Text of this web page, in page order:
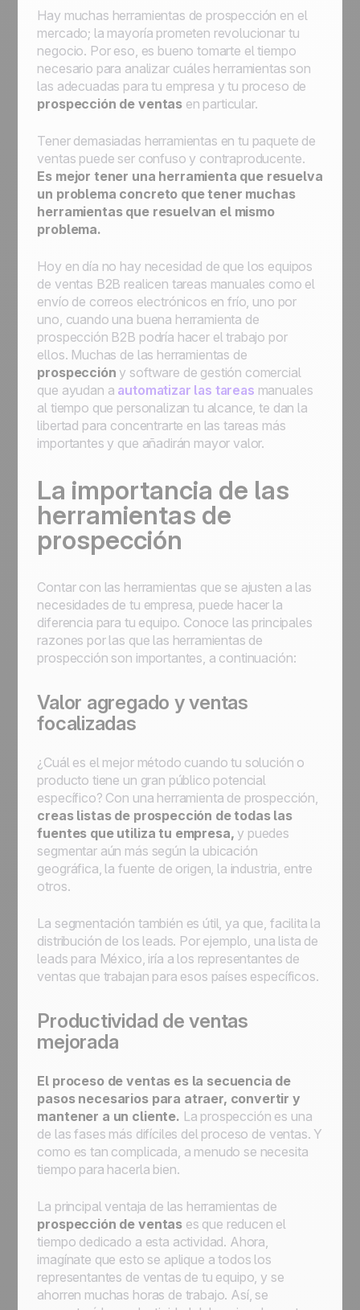
Hay muchas herramientas de prospección en el
mercado; la mayoría prometen revolucionar tu
negocio. Por eso, es bueno tomarte el tiempo
necesario para analizar cuáles herramientas son
las adecuadas para tu empresa y tu proceso de
prospección de ventas en particular.
Tener demasiadas herramientas en tu paquete de
ventas puede ser confuso y contraproducente.
Es mejor tener una herramienta que resuelva
un problema concreto que tener muchas
herramientas que resuelvan el mismo
problema.
Hoy en día no hay necesidad de que los equipos
de ventas B2B realicen tareas manuales como el
envío de correos electrónicos en frío, uno por
uno, cuando una buena herramienta de
prospección B2B podría hacer el trabajo por
ellos. Muchas de las herramientas de
prospección y software de gestión comercial
que ayudan a automatizar las tareas manuales
al tiempo que personalizan tu alcance, te dan la
libertad para concentrarte en las tareas más
importantes y que añadirán mayor valor.
La importancia de las
herramientas de
prospección
Contar con las herramientas que se ajusten a las
necesidades de tu empresa, puede hacer la
diferencia para tu equipo. Conoce las principales
razones por las que las herramientas de
prospección son importantes, a continuación:
Valor agregado y ventas
focalizadas
¿Cuál es el mejor método cuando tu solución o
producto tiene un gran público potencial
específico? Con una herramienta de prospección,
creas listas de prospección de todas las
fuentes que utiliza tu empresa, y puedes
segmentar aún más según la ubicación
geográfica, la fuente de origen, la industria, entre
otros.
La segmentación también es útil, ya que, facilita la
distribución de los leads. Por ejemplo, una lista de
leads para México, iría a los representantes de
ventas que trabajan para esos países específicos.
Productividad de ventas
mejorada
El proceso de ventas es la secuencia de
pasos necesarios para atraer, convertir y
mantener a un cliente. La prospección es una
de las fases más difíciles del proceso de ventas. Y
como es tan complicada, a menudo se necesita
tiempo para hacerla bien.
La principal ventaja de las herramientas de
prospección de ventas es que reducen el
tiempo dedicado a esta actividad. Ahora,
imagínate que esto se aplique a todos los
representantes de ventas de tu equipo, y se
ahorren muchas horas de trabajo. Así, se